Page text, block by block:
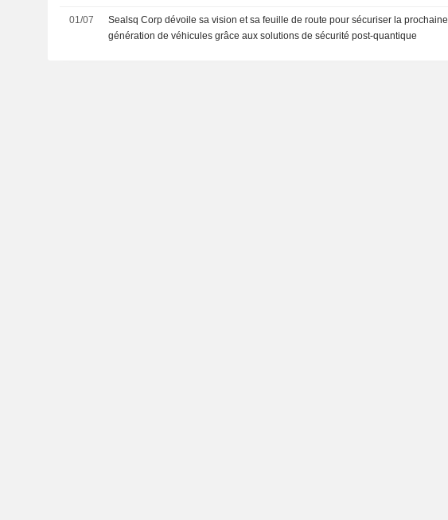
01/07
Sealsq Corp dévoile sa vision et sa feuille de route pour sécuriser la prochaine
génération de véhicules grâce aux solutions de sécurité post-quantique